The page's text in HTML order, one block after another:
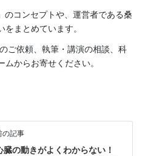
コンセプトや、運営者である桑
まとめています。
ご依頼、執筆・講演の相談、科
からお寄せください。
の記事
臓の動きがよくわからない！